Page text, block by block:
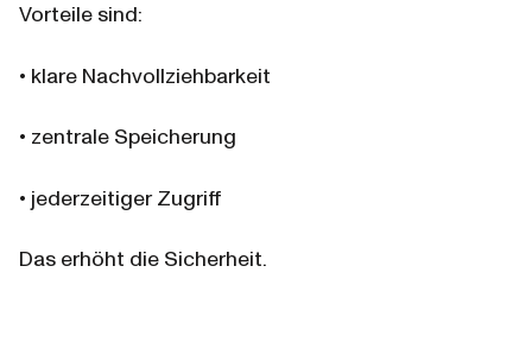
Vorteile sind:
• klare Nachvollziehbarkeit
• zentrale Speicherung
• jederzeitiger Zugriff
Das erhöht die Sicherheit.